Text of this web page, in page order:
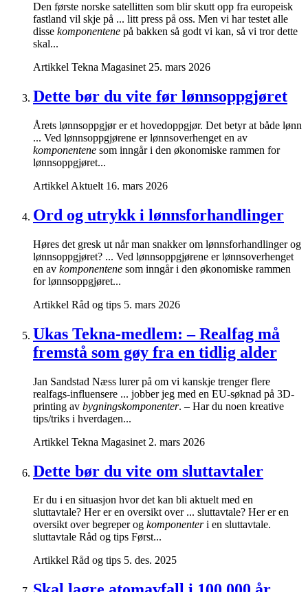
Den første norske satellitten som blir skutt opp fra europeisk
fastland vil skje på ... litt press på oss. Men vi har testet alle
disse komponentene på bakken så godt vi kan, så vi tror dette
skal...
Artikkel Tekna Magasinet 25. mars 2026
Dette bør du vite før lønnsoppgjøret
Årets lønnsoppgjør er et hovedoppgjør. Det betyr at både lønn
... Ved lønnsoppgjørene er lønnsoverhenget en av
komponentene som inngår i den økonomiske rammen for
lønnsoppgjøret...
Artikkel Aktuelt 16. mars 2026
Ord og utrykk i lønnsforhandlinger
Høres det gresk ut når man snakker om lønnsforhandlinger og
lønnsoppgjøret? ... Ved lønnsoppgjørene er lønnsoverhenget
en av komponentene som inngår i den økonomiske rammen
for lønnsoppgjøret...
Artikkel Råd og tips 5. mars 2026
Ukas Tekna-medlem: – Realfag må
fremstå som gøy fra en tidlig alder
Jan Sandstad Næss lurer på om vi kanskje trenger flere
realfags-influensere ... jobber jeg med en EU-søknad på 3D-
printing av bygningskomponenter. – Har du noen kreative
tips/triks i hverdagen...
Artikkel Tekna Magasinet 2. mars 2026
Dette bør du vite om sluttavtaler
Er du i en situasjon hvor det kan bli aktuelt med en
sluttavtale? Her er en oversikt over ... sluttavtale? Her er en
oversikt over begreper og komponenteri en sluttavtale.
sluttavtale Råd og tips Først...
Artikkel Råd og tips 5. des. 2025